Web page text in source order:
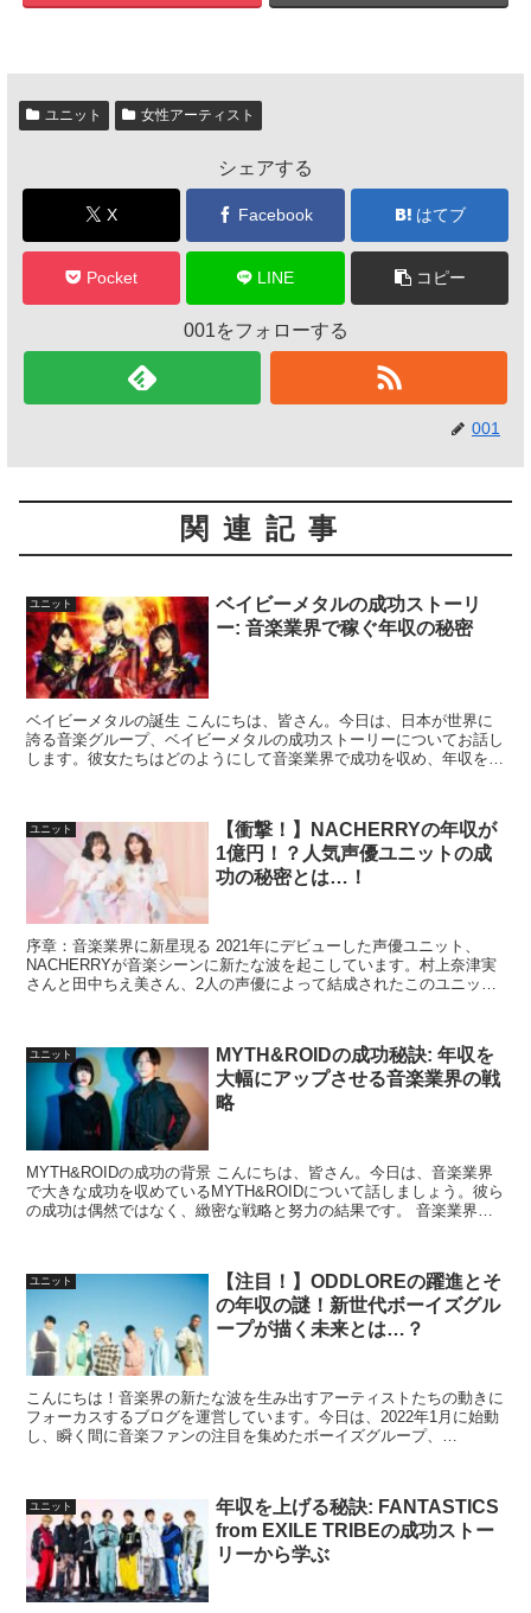
ユニット 女性アーティスト
シェアする
X Facebook はてブ
Pocket LINE コピー
001をフォローする
001
関連記事
ユニット
ベイビーメタルの成功ストーリ
ー: 音楽業界で稼ぐ年収の秘密
ベイビーメタルの誕生 こんにちは、皆さん。今日は、日本が世界に
誇る音楽グループ、ベイビーメタルの成功ストーリーについてお話し
します。彼女たちはどのようにして音楽業界で成功を収め、年収を稼
ユニット
【衝撃！】NACHERRYの年収が
1億円！？人気声優ユニットの成
功の秘密とは…！
序章：音楽業界に新星現る 2021年にデビューした声優ユニット、
NACHERRYが音楽シーンに新たな波を起こしています。村上奈津実
さんと田中ちえ美さん、2人の声優によって結成されたこのユニット
ユニット
MYTH&ROIDの成功秘訣: 年収を
大幅にアップさせる音楽業界の戦
略
MYTH&ROIDの成功の背景 こんにちは、皆さん。今日は、音楽業界
で大きな成功を収めているMYTH&ROIDについて話しましょう。彼ら
の成功は偶然ではなく、緻密な戦略と努力の結果です。 音楽業界の
ユニット
【注目！】ODDLOREの躍進とそ
の年収の謎！新世代ボーイズグル
ープが描く未来とは…？
こんにちは！音楽界の新たな波を生み出すアーティストたちの動きに
フォーカスするブログを運営しています。今日は、2022年1月に始動
し、瞬く間に音楽ファンの注目を集めたボーイズグループ、
ユニット
年収を上げる秘訣: FANTASTICS
from EXILE TRIBEの成功ストー
リーから学ぶ